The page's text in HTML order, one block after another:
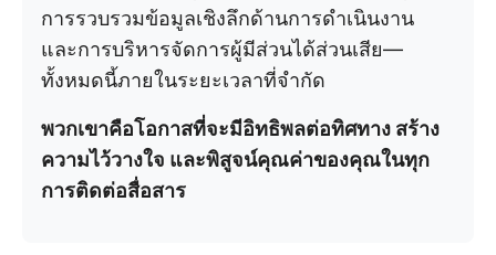
การรวบรวมข้อมูลเชิงลึกด้านการดำเนินงาน
และการบริหารจัดการผู้มีส่วนได้ส่วนเสีย—
ทั้งหมดนี้ภายในระยะเวลาที่จำกัด
พวกเขาคือโอกาสที่จะมีอิทธิพลต่อทิศทาง สร้าง
ความไว้วางใจ และพิสูจน์คุณค่าของคุณในทุก
การติดต่อสื่อสาร